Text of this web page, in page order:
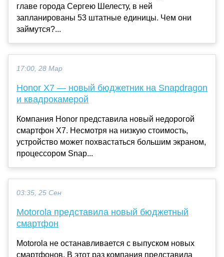
главе города Сергею Шелесту, в ней
запланированы 53 штатные единицы. Чем они
займутся?...
17:00, 28 Мар
Honor X7 — новый бюджетник на Snapdragon
и квадрокамерой
Компания Honor представила новый недорогой
смартфон X7. Несмотря на низкую стоимость,
устройство может похвастаться большим экраном,
процессором Snap...
03:35, 25 Сен
Motorola представила новый бюджетный
смартфон
Motorola не останавливается с выпуском новых
смартфонов. В этот раз компания представила